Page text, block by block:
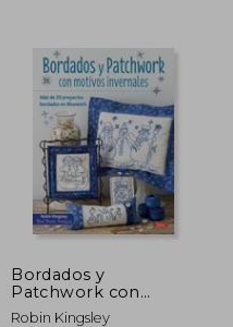
50%
dcto. $
Bordados y
Patchwork con
Motivos Invernales
Robin Kingsley